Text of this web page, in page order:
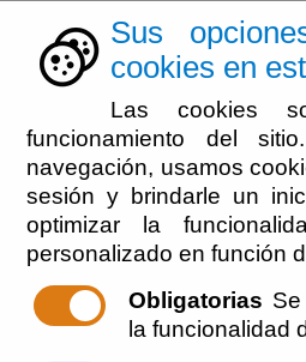
Sus
cookies en
Las cookies
funcionamiento del
navegación, usamos
sesión y brindarle un
optimizar la
personalizado en función
Obligatorias
la funcionalidad
El
menores servicios 3t 2023
menores servicios